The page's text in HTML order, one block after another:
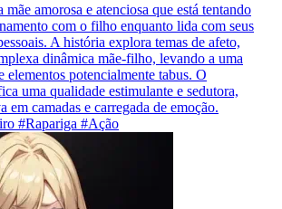
mãe amorosa e atenciosa que está tentando
com o filho enquanto lida com seus
A história explora temas de afeto,
dinâmica mãe-filho, levando a uma
elementos potencialmente tabus. O
uma qualidade estimulante e sedutora,
em camadas e carregada de emoção.
#Rapariga #Ação